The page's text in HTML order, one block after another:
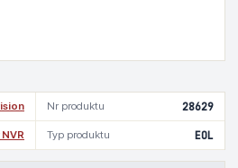
Nr produktu 28629
Typ produktu EOL